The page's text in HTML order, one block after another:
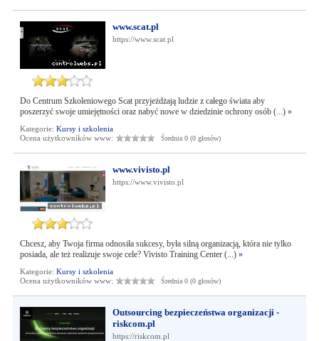
www.scat.pl
https://www.scat.pl
Do Centrum Szkoleniowego Scat przyjeżdżają ludzie z całego świata aby
poszerzyć swoje umiejętności oraz nabyć nowe w dziedzinie ochrony osób (...) »
Kategorie: Kursy i szkolenia
Ocena użytkowników www:
Średnia 0 (0 głosów)
www.vivisto.pl
https://www.vivisto.pl
Chcesz, aby Twoja firma odnosiła sukcesy, była silną organizacją, która nie tylko
posiada, ale też realizuje swoje cele? Vivisto Training Center (...) »
Kategorie: Kursy i szkolenia
Ocena użytkowników www:
Średnia 0 (0 głosów)
Outsourcing bezpieczeństwa organizacji -
riskcom.pl
https://riskcom.pl